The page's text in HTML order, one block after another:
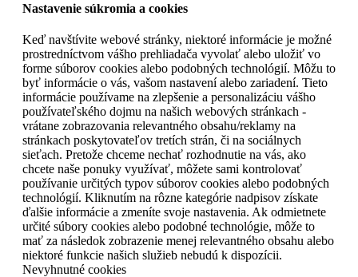
Nastavenie súkromia a cookies
Keď navštívite webové stránky, niektoré informácie je možné
prostredníctvom vášho prehliadača vyvolať alebo uložiť vo
forme súborov cookies alebo podobných technológií. Môžu to
byť informácie o vás, vašom nastavení alebo zariadení. Tieto
informácie používame na zlepšenie a personalizáciu vášho
používateľského dojmu na našich webových stránkach -
vrátane zobrazovania relevantného obsahu/reklamy na
stránkach poskytovateľov tretích strán, či na sociálnych
sieťach. Pretože chceme nechať rozhodnutie na vás, ako
chcete naše ponuky využívať, môžete sami kontrolovať
používanie určitých typov súborov cookies alebo podobných
technológií. Kliknutím na rôzne kategórie nadpisov získate
ďalšie informácie a zmeníte svoje nastavenia. Ak odmietnete
určité súbory cookies alebo podobné technológie, môže to
mať za následok zobrazenie menej relevantného obsahu alebo
niektoré funkcie našich služieb nebudú k dispozícii.
Nevyhnutné cookies